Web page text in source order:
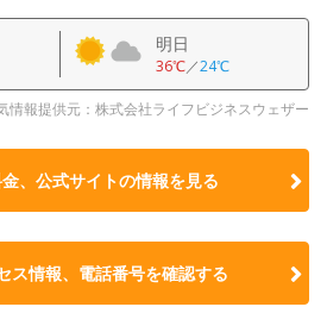
明日
36℃／24℃
情報提供元：株式会社ライフビジネスウェザー
、公式サイトの情報を見る
ス情報、電話番号を確認する